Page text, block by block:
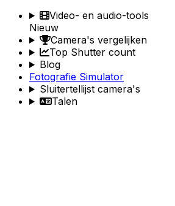
Video- en audio-tools
Nieuw
Camera's vergelijken
Top Shutter count
Blog
Fotografie Simulator
Sluitertellijst camera's
Talen